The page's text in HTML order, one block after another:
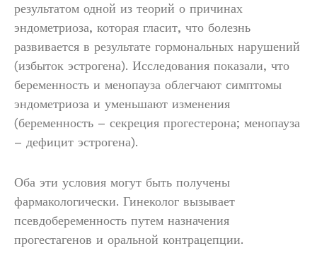
результатом одной из теорий о причинах
эндометриоза, которая гласит, что болезнь
развивается в результате гормональных нарушений
(избыток эстрогена). Исследования показали, что
беременность и менопауза облегчают симптомы
эндометриоза и уменьшают изменения
(беременность – секреция прогестерона; менопауза
– дефицит эстрогена).
Оба эти условия могут быть получены
фармакологически. Гинеколог вызывает
псевдобеременность путем назначения
прогестагенов и оральной контрацепции.